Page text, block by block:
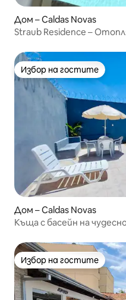
Дом – Caldas Novas
Straub Residence –
Избор на гостите
Избор на гостите
Дом – Caldas Novas
Къща с басейн на
Избор на гостите
Избор на гостите